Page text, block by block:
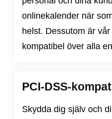
onlinekalender när
helst. Dessutom är
kompatibel över alla
PCI-DSS-
Skydda dig själv och